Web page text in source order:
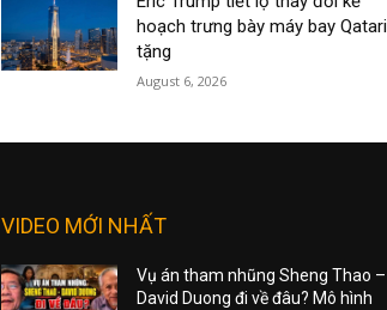
hoạch trưng bày máy bay Qatari
tặng
August 6, 2026
VIDEO MỚI NHẤT
Vụ án tham nhũng Sheng Thao –
David Duong đi về đâu? Mô hình